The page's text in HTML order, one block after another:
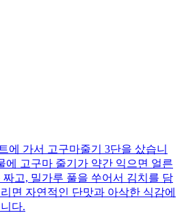
에 가서 고구마줄기 3단을 샀습니
에 고구마 줄기가 약간 익으면 얼른
고, 밀가루 풀을 쑤어서 김치를 담
면 자연적인 단맛과 아삭한 식감에
다.